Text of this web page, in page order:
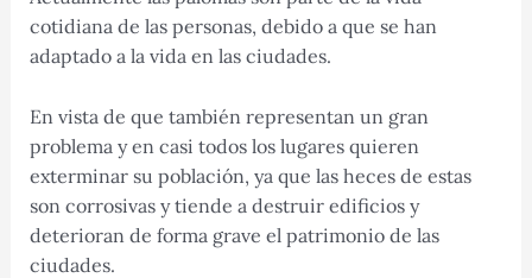
cotidiana de las personas, debido a que se han
adaptado a la vida en las ciudades.
En vista de que también representan un gran
problema y en casi todos los lugares quieren
exterminar su población, ya que las heces de estas
son corrosivas y tiende a destruir edificios y
deterioran de forma grave el patrimonio de las
ciudades.